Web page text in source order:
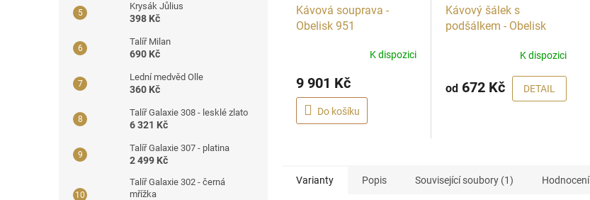
Krysák Jůlius
398 Kč
Talíř Milan
690 Kč
Lední medvěd Olle
360 Kč
Talíř Galaxie 308 - lesklé zlato
6 321 Kč
Talíř Galaxie 307 - platina
2 499 Kč
Talíř Galaxie 302 - černá
mřížka
A
Kávová souprava -
Obelisk 951
K dispozici
9 901 Kč
Do košíku
Kávový šálek s
podšálkem - Obelisk
K dispozici
od672 Kč DETAIL
Varianty Popis Související soubory (1) Hodnocení